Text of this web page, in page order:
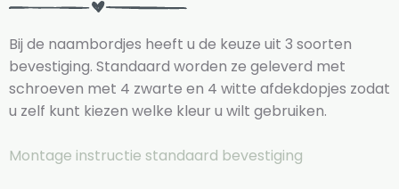
Bij de naambordjes heeft u de keuze uit 3 soorten
bevestiging. Standaard worden ze geleverd met
schroeven met 4 zwarte en 4 witte afdekdopjes zodat
u zelf kunt kiezen welke kleur u wilt gebruiken.
Montage instructie standaard bevestiging